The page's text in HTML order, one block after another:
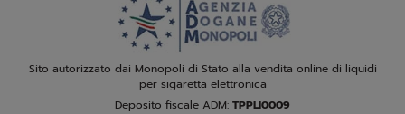
Sito autorizzato dai Monopoli di Stato alla vendita online di liquidi
per sigaretta elettronica
Deposito fiscale ADM: TPPLI0009